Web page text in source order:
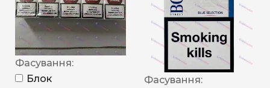
Фасування:
Блок
Фасування: